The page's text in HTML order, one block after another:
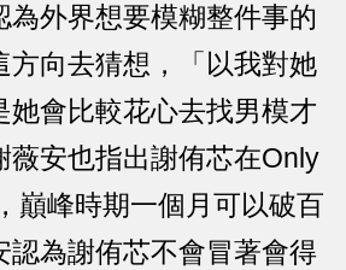
為外界想要模糊整件事的
方向去猜想，「以我對她
她會比較花心去找男模才
薇安也指出謝侑芯在Only
巔峰時期一個月可以破百
認為謝侑芯不會冒著會得